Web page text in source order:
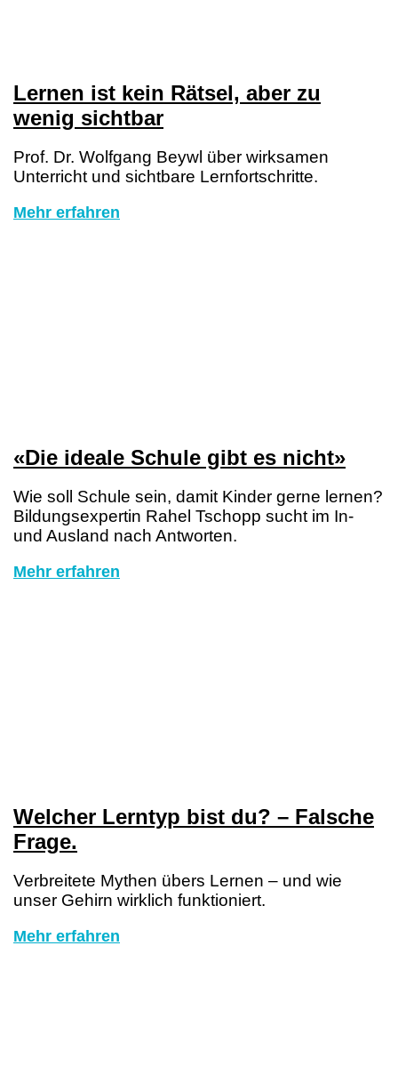
Lernen ist kein Rätsel, aber zu
wenig sichtbar
Prof. Dr. Wolfgang Beywl über wirksamen
Unterricht und sichtbare Lernfortschritte.
Mehr erfahren
«Die ideale Schule gibt es nicht»
Wie soll Schule sein, damit Kinder gerne lernen?
Bildungsexpertin Rahel Tschopp sucht im In-
und Ausland nach Antworten.
Mehr erfahren
Welcher Lerntyp bist du? – Falsche
Frage.
Verbreitete Mythen übers Lernen – und wie
unser Gehirn wirklich funktioniert.
Mehr erfahren